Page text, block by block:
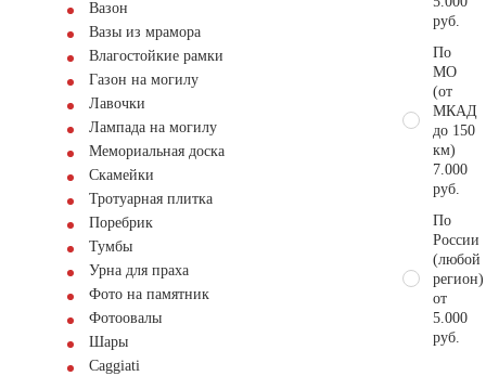
Вазон
Вазы из мрамора
Влагостойкие рамки
Газон на могилу
Лавочки
Лампада на могилу
Мемориальная доска
Скамейки
Тротуарная плитка
Поребрик
Тумбы
Урна для праха
Фото на памятник
Фотоовалы
Шары
Сaggiati
руб.
По
МО
(от
МКАД
до 150
км)
7.000
руб.
По
России
(любой
регион)
от
5.000
руб.